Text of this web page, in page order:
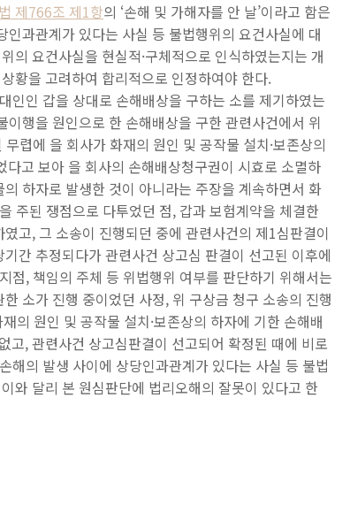
제766조 제1항의 ‘손해 및 가해자를 안 날’이라고 함은
과관계가 있다는 사실 등 불법행위의 요건사실에 대
의 요건사실을 현실적·구체적으로 인식하였는지는 개
황을 고려하여 합리적으로 인정하여야 한다.
인인 갑을 상대로 손해배상을 구하는 소를 제기하였는
행을 원인으로 한 손해배상을 구한 관련사건에서 위
렵에 을 회사가 화재의 원인 및 공작물 설치·보존상의
고 보아 을 회사의 손해배상청구권이 시효로 소멸하
하자로 발생한 것이 아니라는 주장을 계속하면서 화
주된 쟁점으로 다투었던 점, 갑과 보험계약을 체결한
고, 그 소송이 진행되던 중에 관련사건의 제1심판결이
간 추정되다가 관련사건 상고심 판결이 선고된 이후에
점, 책임의 주체 등 위법행위 여부를 판단하기 위해서는
소가 진행 중이었던 사정, 위 구상금 청구 소송의 진행
의 원인 및 공작물 설치·보존상의 하자에 기한 손해배
고, 관련사건 상고심판결이 선고되어 확정된 때에 비로
해의 발생 사이에 상당인과관계가 있다는 사실 등 불법
와 달리 본 원심판단에 법리오해의 잘못이 있다고 한